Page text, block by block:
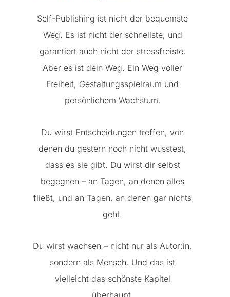
Self-Publishing ist nicht der bequemste
Weg. Es ist nicht der schnellste, und
garantiert auch nicht der stressfreiste.
Aber es ist dein Weg. Ein Weg voller
Freiheit, Gestaltungsspielraum und
persönlichem Wachstum.
Du wirst Entscheidungen treffen, von
denen du gestern noch nicht wusstest,
dass es sie gibt. Du wirst dir selbst
begegnen – an Tagen, an denen alles
fließt, und an Tagen, an denen gar nichts
geht.
Du wirst wachsen – nicht nur als Autor:in,
sondern als Mensch. Und das ist
vielleicht das schönste Kapitel
überhaupt.